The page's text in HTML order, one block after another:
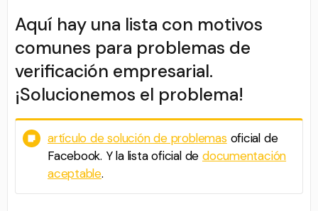
Aquí hay una lista con motivos
comunes para problemas de
verificación empresarial.
¡Solucionemos el problema!
artículo de solución de problemasoficial de
Facebook. Y la lista oficial de documentación
aceptable.